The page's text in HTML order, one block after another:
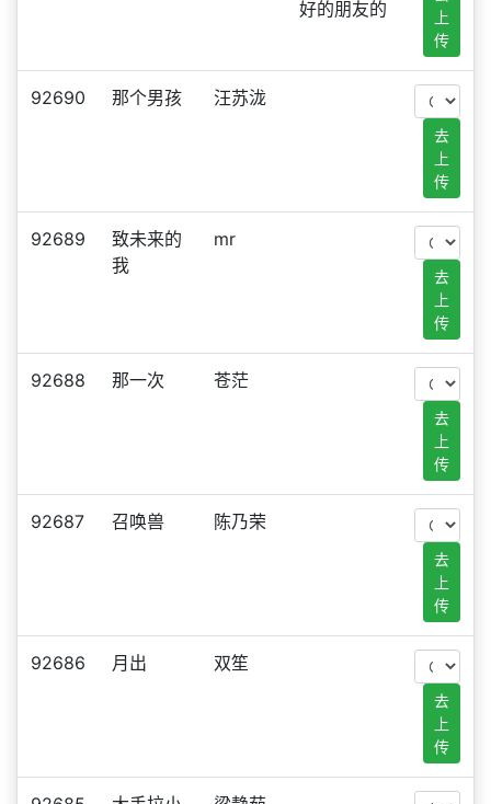
好的朋友的
上
传
92690 那个男孩 汪苏泷
去
上
传
92689
致未来的
我
mr
去
上
传
92688 那一次 苍茫
去
上
传
92687 召唤兽 陈乃荣
去
上
传
92686 月出 双笙
去
上
传